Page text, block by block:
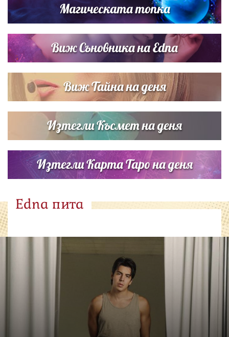
Магическата топка
Виж Съновника на Edna
Виж Тайна на деня
Изтегли Късмет на деня
Изтегли Карта Таро на деня
Edna пита